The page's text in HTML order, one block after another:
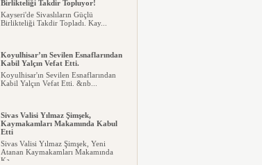
Birlikteliği Takdir Topluyor!
Kayseri'de Sivaslıların Güçlü
Birlikteliği Takdir Topladı. Kay...
Koyulhisar’ın Sevilen Esnaflarından
Kabil Yalçın Vefat Etti.
Koyulhisar'ın Sevilen Esnaflarından
Kabil Yalçın Vefat Etti. &nb...
Sivas Valisi Yılmaz Şimşek,
Kaymakamları Makamında Kabul
Etti
Sivas Valisi Yılmaz Şimşek, Yeni
Atanan Kaymakamları Makamında
Ka...